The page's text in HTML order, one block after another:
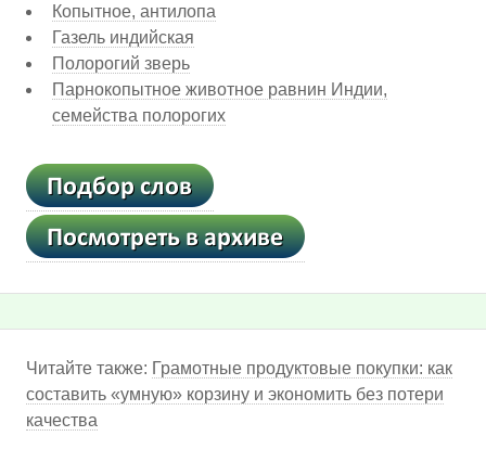
Копытное, антилопа
Газель индийская
Полорогий зверь
Парнокопытное животное равнин Индии,
семейства полорогих
Читайте также: Грамотные продуктовые покупки: как
составить «умную» корзину и экономить без потери
качества